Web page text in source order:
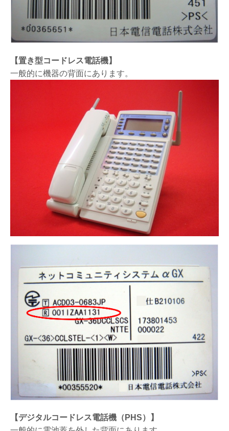
【置き型コードレス電話機】
一般的に機器の背面にあります。
【デジタルコードレス電話機（PHS）】